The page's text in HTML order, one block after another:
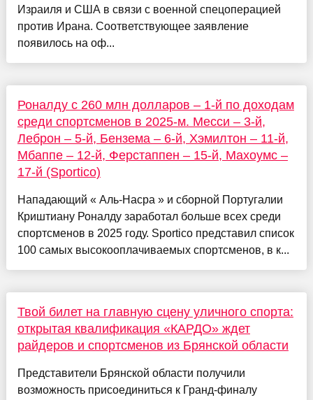
Израиля и США в связи с военной спецоперацией
против Ирана. Соответствующее заявление
появилось на оф...
Роналду с 260 млн долларов – 1-й по доходам
среди спортсменов в 2025-м. Месси – 3-й,
Леброн – 5-й, Бензема – 6-й, Хэмилтон – 11-й,
Мбаппе – 12-й, Ферстаппен – 15-й, Махоумс –
17-й (Sportico)
Нападающий « Аль-Насра » и сборной Португалии
Криштиану Роналду заработал больше всех среди
спортсменов в 2025 году. Sportico представил список
100 самых высокооплачиваемых спортсменов, в к...
Твой билет на главную сцену уличного спорта:
открытая квалификация «КАРДО» ждет
райдеров и спортсменов из Брянской области
Представители Брянской области получили
возможность присоединиться к Гранд-финалу